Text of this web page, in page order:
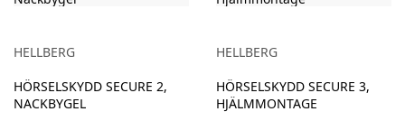
HELLBERG
HÖRSELSKYDD SECURE 2,
NACKBYGEL
HELLBERG
HÖRSELSKYDD SECURE 3,
HJÄLMMONTAGE